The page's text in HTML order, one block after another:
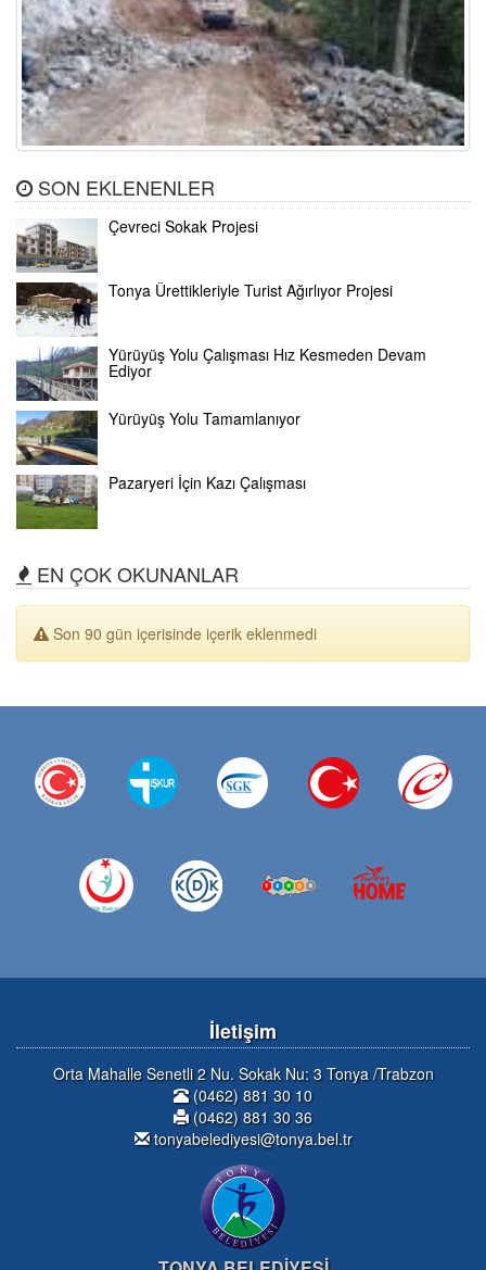
SON EKLENENLER
Çevreci Sokak Projesi
Tonya Ürettikleriyle Turist Ağırlıyor Projesi
Yürüyüş Yolu Çalışması Hız Kesmeden Devam
Ediyor
Yürüyüş Yolu Tamamlanıyor
Pazaryeri İçin Kazı Çalışması
EN ÇOK OKUNANLAR
Son 90 gün içerisinde içerik eklenmedi
İletişim
Orta Mahalle Senetli 2 Nu. Sokak Nu: 3 Tonya /Trabzon
(0462) 881 30 10
(0462) 881 30 36
tonyabelediyesi@tonya.bel.tr